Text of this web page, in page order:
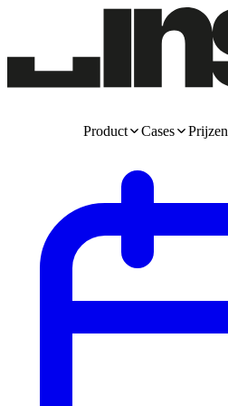
Product Cases Prijzen